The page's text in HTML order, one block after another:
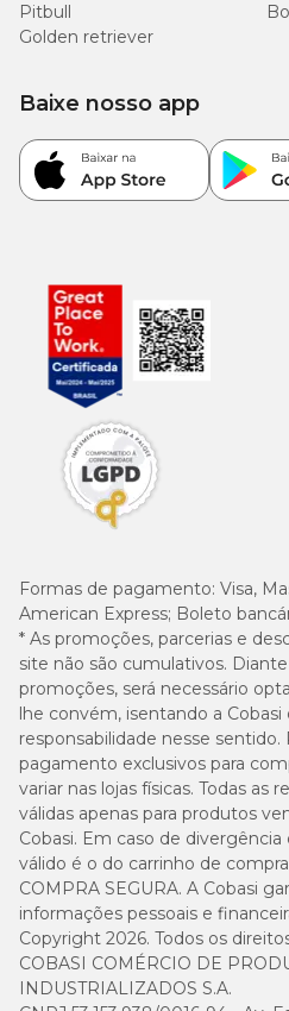
Pitbull
Golden retriever
Formas de pagamento: Visa,
American Express; Boleto
* As promoções, parcerias e
site não são cumulativos.
promoções, será necessário
lhe convém, isentando a Cobasi
responsabilidade nesse
pagamento exclusivos para
variar nas lojas físicas. Todas as
válidas apenas para produtos
Cobasi. Em caso de
válido é o do carrinho de
COMPRA SEGURA. A Cobasi
informações pessoais e
Copyright 2026. Todos os
COBASI COMÉRCIO DE
INDUSTRIALIZADOS S.A.
Baixe nosso app